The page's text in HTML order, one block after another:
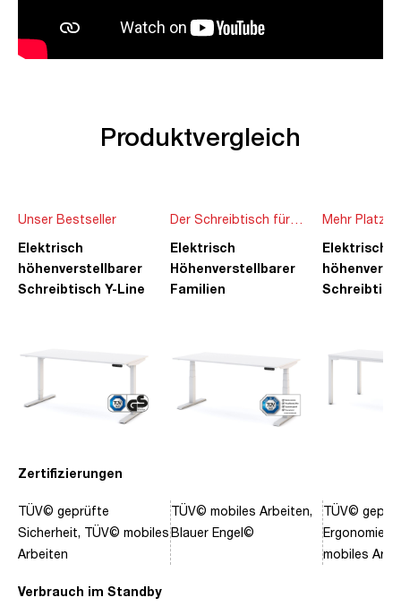
Produktvergleich
Zertifizierungen
Verbrauch im Standby
Unser Bestseller
Elektrisch
höhenverstellbarer
Schreibtisch Y-Line
TÜV© geprüfte
Sicherheit, TÜV© mobiles
Arbeiten
Der Schreibtisch für
die ganze Familie
Elektrisch
Höhenverstellbarer
Familien
TÜV© mobiles Arbeiten,
Blauer Engel©
Mehr Platz
Ideen
Elektrisch
TÜV©
Ergonomie,
mobiles